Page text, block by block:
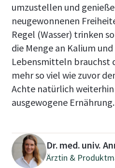
umzustellen und
neugewonnenen
Regel (Wasser) trinken
die Menge an Kalium
Lebensmitteln brauchst
mehr so viel wie zuvor
Achte natürlich
ausgewogene
Dr. med. univ.
Ärztin &